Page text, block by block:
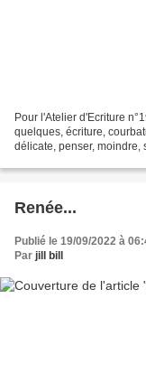
Pour l'Atelier d'Ecriture
quelques, écriture,
délicate, penser, moindre,
Renée...
Publié le 19/09/2022 à
Par jill bill